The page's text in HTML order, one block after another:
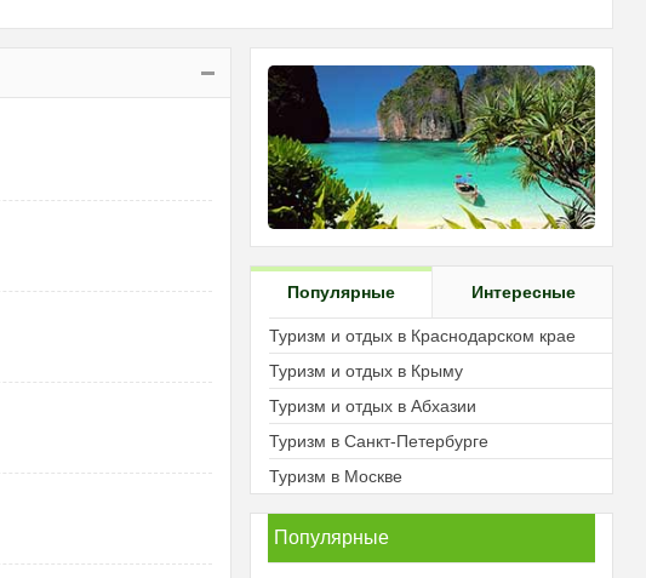
Популярные Интересные
Туризм и отдых в Краснодарском крае
Туризм и отдых в Крыму
Туризм и отдых в Абхазии
Туризм в Санкт-Петербурге
Туризм в Москве
Популярные